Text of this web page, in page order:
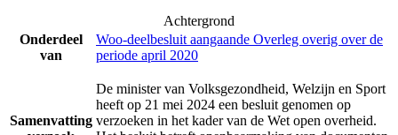
Achtergrond
Onderdeel
van
Woo-deelbesluit aangaande Overleg overig over de
periode april 2020
Samenvatting
De minister van Volksgezondheid, Welzijn en Sport
heeft op 21 mei 2024 een besluit genomen op
verzoeken in het kader van de Wet open overheid.